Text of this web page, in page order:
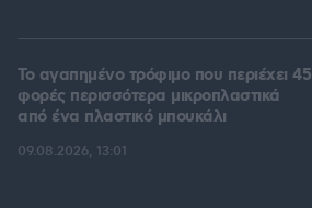
Το αγαπημένο τρόφιμο που περιέχει 45
φορές περισσότερα μικροπλαστικά
από ένα πλαστικό μπουκάλι
09.08.2026, 13:01